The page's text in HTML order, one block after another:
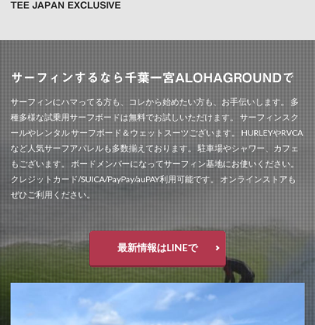
TEE JAPAN EXCLUSIVE
サーフィンするなら千葉一宮ALOHAGROUNDで
サーフィンにハマってる方も、コレから始めたい方も、お手伝いします。 多
種多様な試乗用サーフボードは無料でお試しいただけます。 サーフィンスク
ールやレンタル サーフボード＆ウェットスーツございます。 HURLEYやRVCA
など人気サーフアパレルも多数揃えております。 駐車場やシャワー、カフェ
もございます。 ボードメンバーになってサーフィン基地にお使いください。
クレジットカード/SUICA/PayPay/auPAY利用可能です。 オンラインストアも
ぜひご利用ください。
最新情報はLINEで